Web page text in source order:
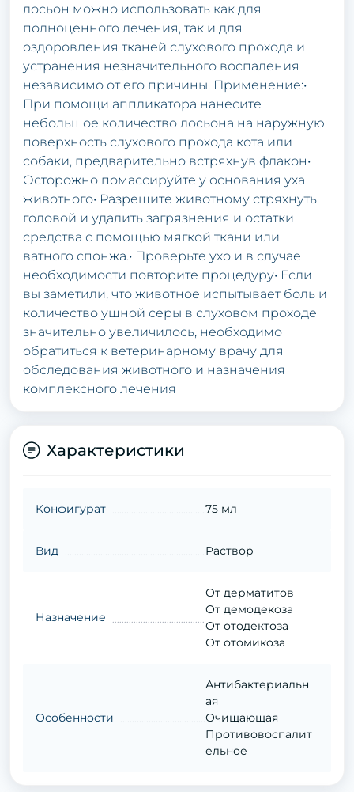
лосьон можно использовать как для
полноценного лечения, так и для
оздоровления тканей слухового прохода и
устранения незначительного воспаления
независимо от его причины. Применение:•
При помощи аппликатора нанесите
небольшое количество лосьона на наружную
поверхность слухового прохода кота или
собаки, предварительно встряхнув флакон•
Осторожно помассируйте у основания уха
животного• Разрешите животному стряхнуть
головой и удалить загрязнения и остатки
средства с помощью мягкой ткани или
ватного спонжа.• Проверьте ухо и в случае
необходимости повторите процедуру• Если
вы заметили, что животное испытывает боль и
количество ушной серы в слуховом проходе
значительно увеличилось, необходимо
обратиться к ветеринарному врачу для
обследования животного и назначения
комплексного лечения
Характеристики
Конфигурат 75 мл
Вид Раствор
Назначение
От дерматитов
От демодекоза
От отодектоза
От отомикоза
Особенности
Антибактериальн
ая
Очищающая
Противовоспалит
ельное